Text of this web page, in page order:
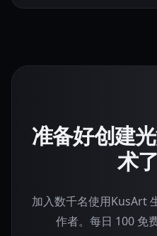
准备好创建
术
加入数千名使用KusArt
作者。每日 100 免